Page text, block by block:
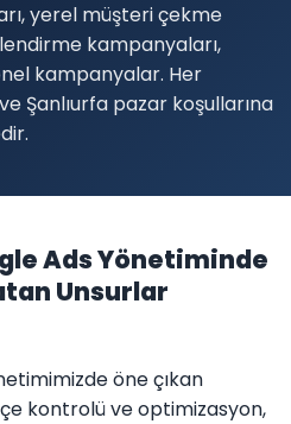
yerel müşteri çekme
kampanyaları,
kampanyalar. Her
Şanlıurfa pazar koşullarına
Ads Yönetiminde
Unsurlar
öne çıkan
kontrolü ve optimizasyon,